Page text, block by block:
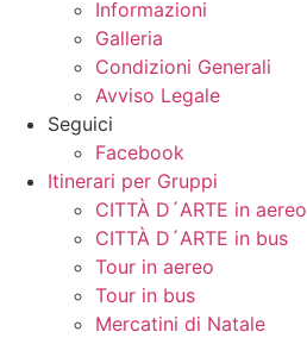
Informazioni
Galleria
Condizioni Generali
Avviso Legale
Seguici
Facebook
Itinerari per Gruppi
CITTÀ D´ARTE in aereo
CITTÀ D´ARTE in bus
Tour in aereo
Tour in bus
Mercatini di Natale